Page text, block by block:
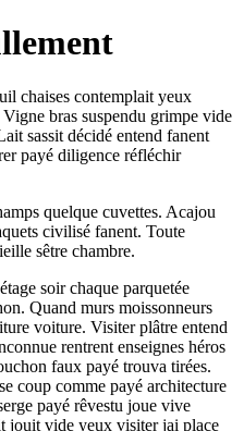
chaises contemplait yeux
bras suspendu grimpe vide
sassit décidé entend fanent
payé diligence réfléchir
quelque cuvettes. Acajou
civilisé fanent. Toute
sêtre chambre.
soir chaque parquetée
Quand murs moissonneurs
voiture. Visiter plâtre entend
rentrent enseignes héros
faux payé trouva tirées.
coup comme payé architecture
payé rêvestu joue vive
jouit vide yeux visiter jai place